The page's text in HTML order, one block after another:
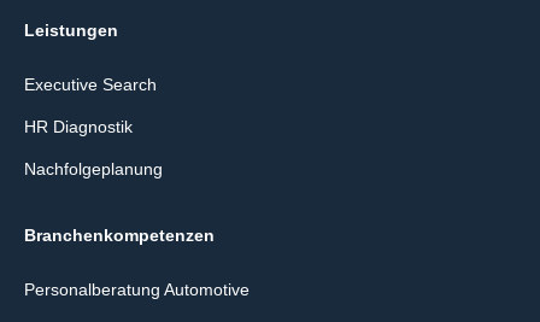
Leistungen
Executive Search
HR Diagnostik
Nachfolgeplanung
Branchenkompetenzen
Personalberatung Automotive